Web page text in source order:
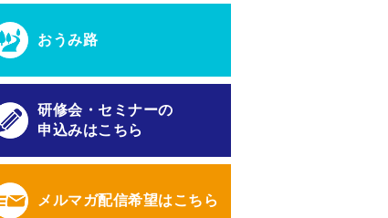
おうみ路
研修会・セミナーの
申込みはこちら
メルマガ配信希望はこちら